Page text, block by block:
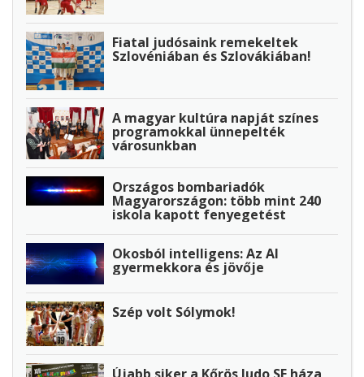
Fiatal judósaink remekeltek
Szlovéniában és Szlovákiában!
A magyar kultúra napját színes
programokkal ünnepelték
városunkban
Országos bombariadók
Magyarországon: több mint 240
iskola kapott fenyegetést
Okosból intelligens: Az AI
gyermekkora és jövője
Szép volt Sólymok!